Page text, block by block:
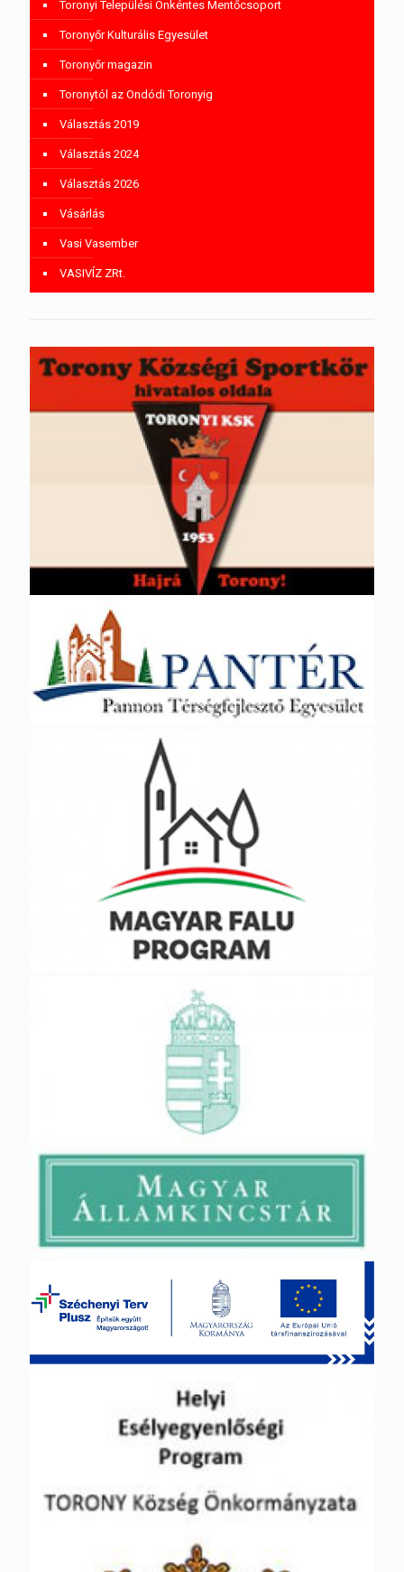
Toronyi Települési Önkéntes Mentőcsoport
Toronyőr Kulturális Egyesület
Toronyőr magazin
Toronytól az Ondódi Toronyig
Választás 2019
Választás 2024
Választás 2026
Vásárlás
Vasi Vasember
VASIVÍZ ZRt.